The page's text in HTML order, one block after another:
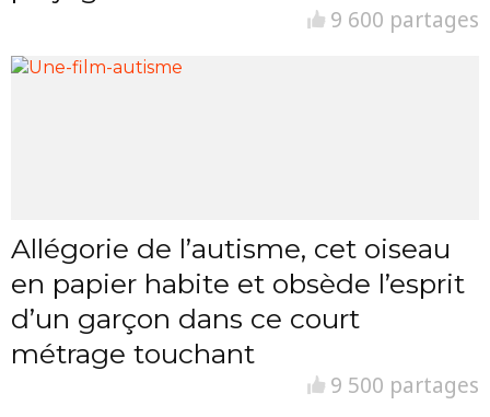
9 600 partages
Allégorie de l’autisme, cet oiseau
en papier habite et obsède l’esprit
d’un garçon dans ce court
métrage touchant
9 500 partages